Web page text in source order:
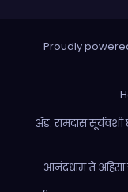
Proudly
ॲड. रामदास
आनंदधाम ते अहिंसा